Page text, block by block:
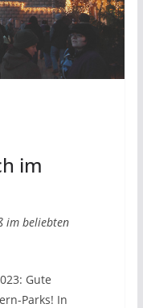
im
im beliebten
Gute
Parks! In